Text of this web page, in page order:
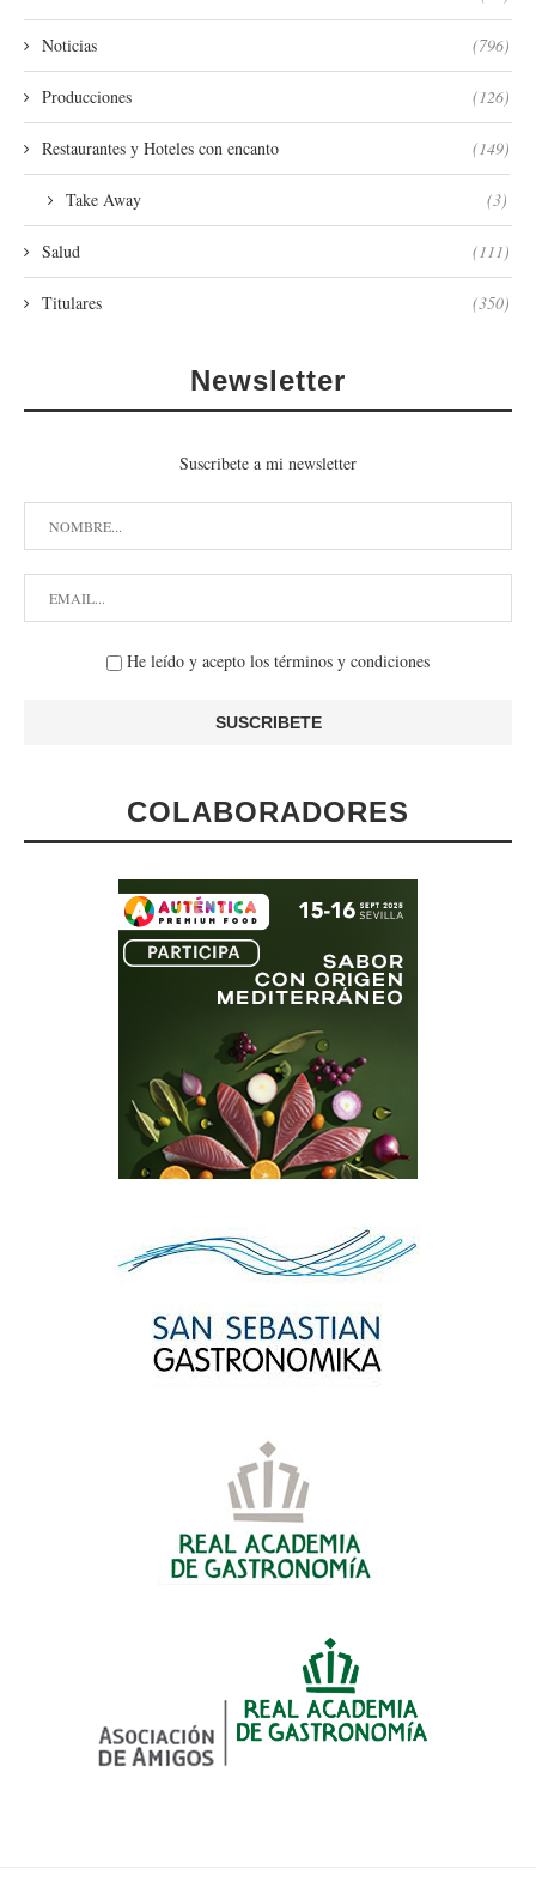
Noticias (796)
Producciones (126)
Restaurantes y Hoteles con encanto (149)
Take Away (3)
Salud (111)
Titulares (350)
Newsletter
Suscribete a mi newsletter
He leído y acepto los términos y condiciones
COLABORADORES